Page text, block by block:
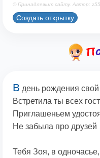
© Принадлежит сайту. Автор:
Создать открытку
В день рождения
Встретила ты всех
Приглашеньем
Не забыла про друзей
Тебя Зоя, в одночасье,